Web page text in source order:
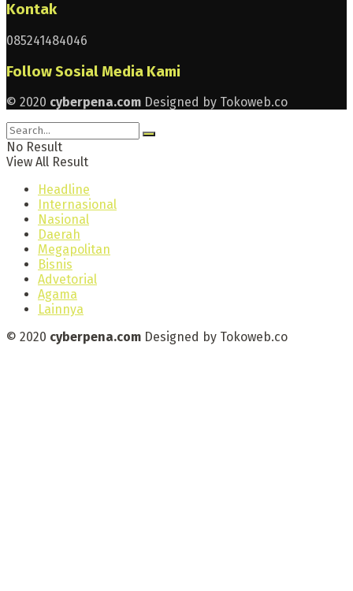
Kontak
085241484046
Follow Sosial Media Kami
© 2020 cyberpena.com Designed by Tokoweb.co
No Result
View All Result
Headline
Internasional
Nasional
Daerah
Megapolitan
Bisnis
Advetorial
Agama
Lainnya
© 2020 cyberpena.com Designed by Tokoweb.co